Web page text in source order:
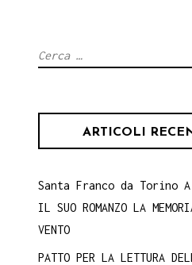
Ricerca
ARTICOLI
Santa Franco da Torino A
IL SUO ROMANZO LA
VENTO
PATTO PER LA LETTURA